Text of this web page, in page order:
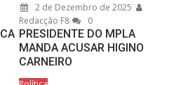
2 de Dezembro de 2025
Redacção F8
0
PRESIDENTE DO MPLA
MANDA ACUSAR HIGINO
CARNEIRO